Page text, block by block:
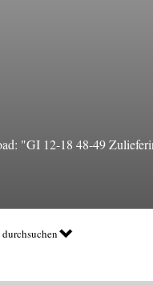
"GI 12-18 48-49